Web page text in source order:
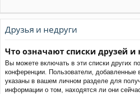
Друзья и недруги
Что означают списки друзей и
Вы можете включать в эти списки других
конференции. Пользователи, добавленные
указаны в вашем личном разделе для
информации о том, находятся ли они